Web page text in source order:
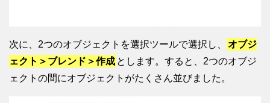
次に、2つのオブジェクトを選択ツールで選択し、
オブジ
ェクト＞ブレンド＞作成 とします。すると、2つのオブジ
ェクトの間にオブジェクトがたくさん並びました。